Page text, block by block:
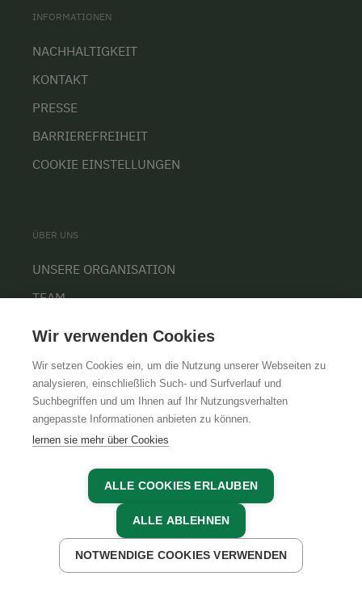
JETZT ANFRAGEN JETZT BUCHEN
INFORMATIONEN
NACHHALTIGKEIT
KONTAKT
PRESSE
BARRIEREFREIHEIT
COOKIE EINSTELLUNGEN
ÜBER UNS
UNSERE ORGANISATION
TEAM
AGBIMPRESSUMDATENSCHUTZ
Wir verwenden Cookies
Wir setzen Cookies ein, um die Nutzung unserer Webseiten zu
analysieren, einschließlich Such- und Surfverlauf und
Suchbegriffen und um Ihnen auf Ihr Nutzungsverhalten
angepasste Informationen anbieten zu können.
lernen sie mehr über Cookies
ALLE COOKIES ERLAUBEN
ALLE ABLEHNEN
NOTWENDIGE COOKIES VERWENDEN